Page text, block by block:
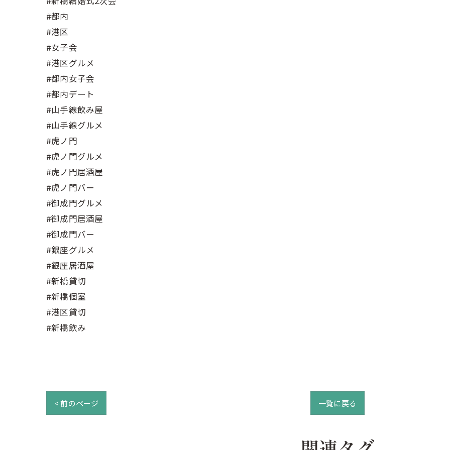
#都内
#港区
#女子会
#港区グルメ
#都内女子会
#都内デート
#山手線飲み屋
#山手線グルメ
#虎ノ門
#虎ノ門グルメ
#虎ノ門居酒屋
#虎ノ門バー
#御成門グルメ
#御成門居酒屋
#御成門バー
#銀座グルメ
#銀座居酒屋
#新橋貸切
#新橋個室
#港区貸切
#新橋飲み
< 前のページ 一覧に戻る